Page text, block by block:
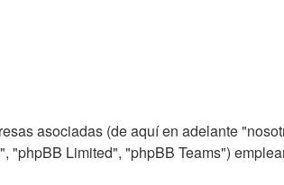
asociadas (de aquí en adelante
Limited", "phpBB Teams")